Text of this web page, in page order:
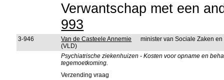
Verwantschap met een
993
3-946
Van de Casteele Annemie
(VLD)
minister van Sociale Zaken
Psychiatrische ziekenhuizen - Kosten voor opname en
tegemoetkoming.
Verzending vraag